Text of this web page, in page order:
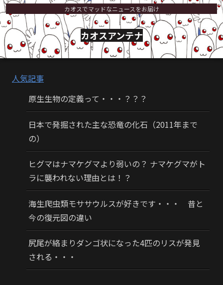
カオスでマッドなニュースをお届け
カオスアンテナ
人気記事
原生生物の定義って・・・？？？
日本で発掘された主な恐竜の化石（2011年まで
の）
ヒグマはナマケグマより弱いの？ ナマケグマがト
ラに襲われない理由とは！？
海生爬虫類モササウルスが好きです・・・ 昔と
今の復元図の違い
尻尾が絡まりダンゴ状になった4匹のリスが発見
される・・・